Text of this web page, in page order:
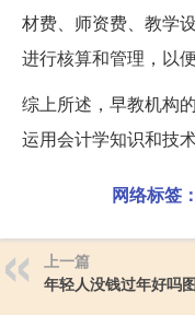
材费、师资费、教学
进行核算和管理，以
综上所述，早教机构
运用会计学知识和技
网络标签：
上一篇
年轻人没钱过年好吗